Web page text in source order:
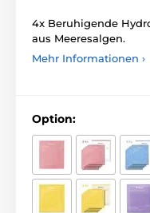
4x Beruhigende
aus Meeresalgen.
Mehr Informationen ›
Option: